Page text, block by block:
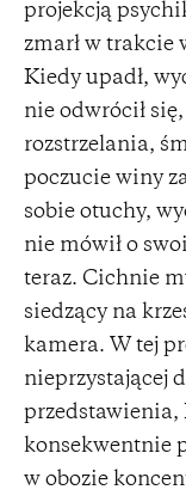
projekcją
zmarł w trakcie
Kiedy upadł,
nie odwrócił
rozstrzelania,
poczucie winy
sobie otuchy,
nie mówił o
teraz. Cichnie
siedzący na
kamera. W tej
nieprzystającej
przedstawienia,
konsekwentnie
w obozie